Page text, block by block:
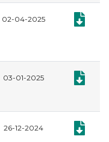
02-04-2025
03-01-2025
26-12-2024